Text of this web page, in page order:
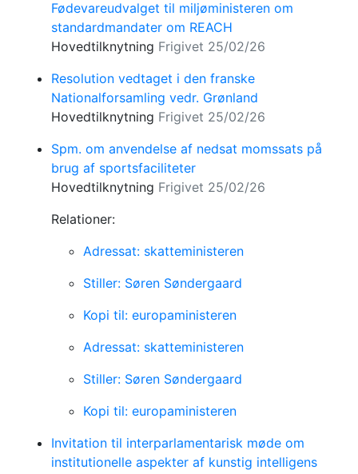
Fødevareudvalget til miljøministeren om
standardmandater om REACH
Hovedtilknytning Frigivet 25/02/26
Resolution vedtaget i den franske
Nationalforsamling vedr. Grønland
Hovedtilknytning Frigivet 25/02/26
Spm. om anvendelse af nedsat momssats på
brug af sportsfaciliteter
Hovedtilknytning Frigivet 25/02/26
Relationer:
Adressat: skatteministeren
Stiller: Søren Søndergaard
Kopi til: europaministeren
Adressat: skatteministeren
Stiller: Søren Søndergaard
Kopi til: europaministeren
Invitation til interparlamentarisk møde om
institutionelle aspekter af kunstig intelligens